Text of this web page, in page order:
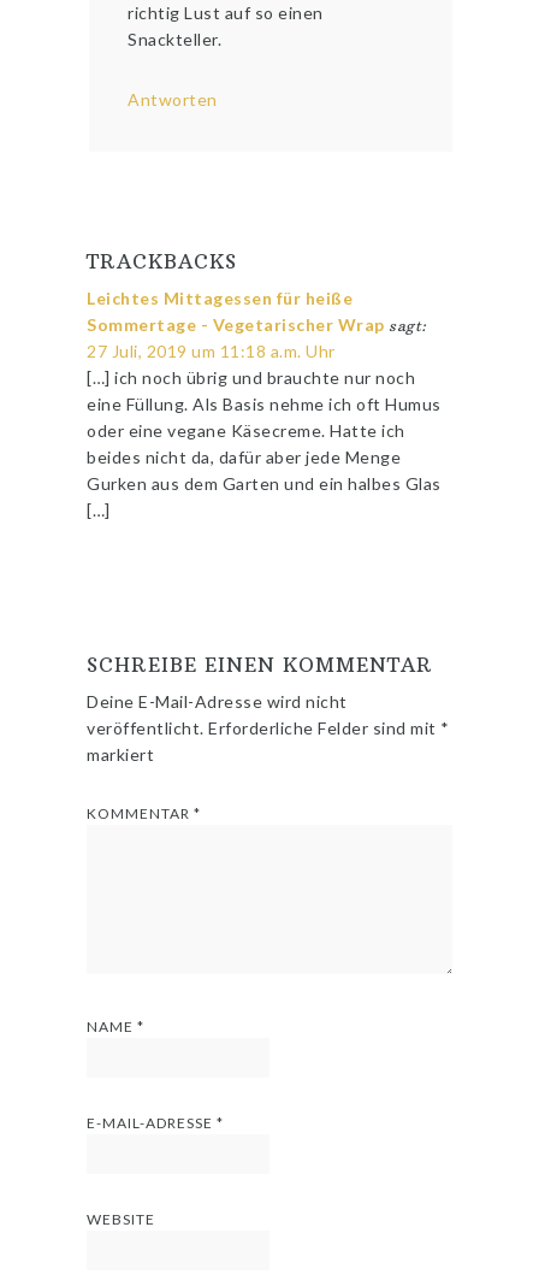
richtig Lust auf so einen
Snackteller.
Antworten
TRACKBACKS
Leichtes Mittagessen für heiße
Sommertage - Vegetarischer Wrap sagt:
27 Juli, 2019 um 11:18 a.m. Uhr
[…] ich noch übrig und brauchte nur noch
eine Füllung. Als Basis nehme ich oft Humus
oder eine vegane Käsecreme. Hatte ich
beides nicht da, dafür aber jede Menge
Gurken aus dem Garten und ein halbes Glas
[…]
SCHREIBE EINEN KOMMENTAR
Deine E-Mail-Adresse wird nicht
veröffentlicht. Erforderliche Felder sind mit *
markiert
KOMMENTAR*
NAME*
E-MAIL-ADRESSE*
WEBSITE